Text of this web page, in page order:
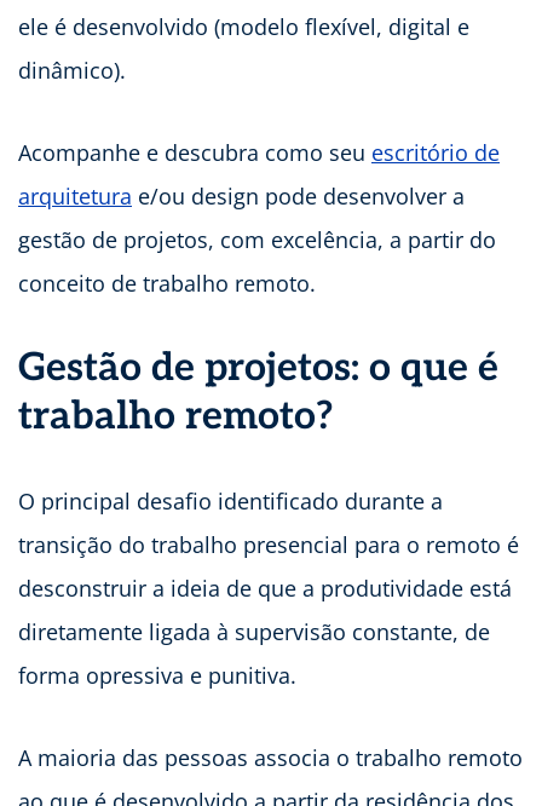
ele é desenvolvido (modelo flexível, digital e
dinâmico).
Acompanhe e descubra como seu escritório de
arquitetura e/ou design pode desenvolver a
gestão de projetos, com excelência, a partir do
conceito de trabalho remoto.
Gestão de projetos: o que é
trabalho remoto?
O principal desafio identificado durante a
transição do trabalho presencial para o remoto é
desconstruir a ideia de que a produtividade está
diretamente ligada à supervisão constante, de
forma opressiva e punitiva.
A maioria das pessoas associa o trabalho remoto